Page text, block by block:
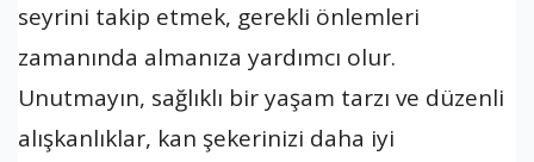
seyrini takip etmek, gerekli önlemleri
zamanında almanıza yardımcı olur.
Unutmayın, sağlıklı bir yaşam tarzı ve düzenli
alışkanlıklar, kan şekerinizi daha iyi